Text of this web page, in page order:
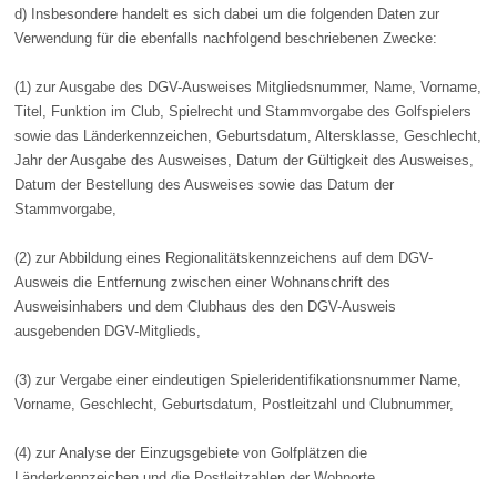
d) Insbesondere handelt es sich dabei um die folgenden Daten zur
Verwendung für die ebenfalls nachfolgend beschriebenen Zwecke:
(1) zur Ausgabe des DGV-Ausweises Mitgliedsnummer, Name, Vorname,
Titel, Funktion im Club, Spielrecht und Stammvorgabe des Golfspielers
sowie das Länderkennzeichen, Geburtsdatum, Altersklasse, Geschlecht,
Jahr der Ausgabe des Ausweises, Datum der Gültigkeit des Ausweises,
Datum der Bestellung des Ausweises sowie das Datum der
Stammvorgabe,
(2) zur Abbildung eines Regionalitätskennzeichens auf dem DGV-
Ausweis die Entfernung zwischen einer Wohnanschrift des
Ausweisinhabers und dem Clubhaus des den DGV-Ausweis
ausgebenden DGV-Mitglieds,
(3) zur Vergabe einer eindeutigen Spieleridentifikationsnummer Name,
Vorname, Geschlecht, Geburtsdatum, Postleitzahl und Clubnummer,
(4) zur Analyse der Einzugsgebiete von Golfplätzen die